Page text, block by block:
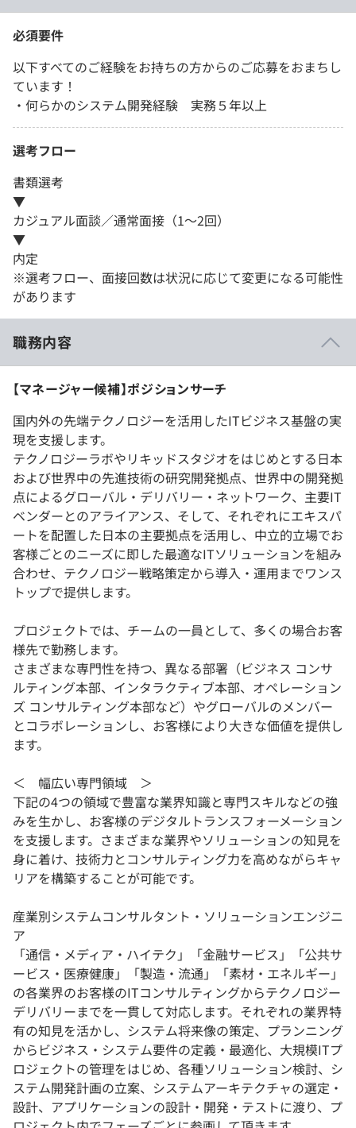
必須要件
以下すべてのご経験をお持ちの方からのご応募をおまちし
ています！
・何らかのシステム開発経験 実務５年以上
選考フロー
書類選考
▼
カジュアル面談／通常面接（1～2回）
▼
内定
※選考フロー、面接回数は状況に応じて変更になる可能性
があります
職務内容
【マネージャー候補】ポジションサーチ
国内外の先端テクノロジーを活用したITビジネス基盤の実
現を支援します。
テクノロジーラボやリキッドスタジオをはじめとする日本
および世界中の先進技術の研究開発拠点、世界中の開発拠
点によるグローバル・デリバリー・ネットワーク、主要IT
ベンダーとのアライアンス、そして、それぞれにエキスパ
ートを配置した日本の主要拠点を活用し、中立的立場でお
客様ごとのニーズに即した最適なITソリューションを組み
合わせ、テクノロジー戦略策定から導入・運用までワンス
トップで提供します。
プロジェクトでは、チームの一員として、多くの場合お客
様先で勤務します。
さまざまな専門性を持つ、異なる部署（ビジネス コンサ
ルティング本部、インタラクティブ本部、オペレーション
ズ コンサルティング本部など）やグローバルのメンバー
とコラボレーションし、お客様により大きな価値を提供し
ます。
＜ 幅広い専門領域 ＞
下記の4つの領域で豊富な業界知識と専門スキルなどの強
みを生かし、お客様のデジタルトランスフォーメーション
を支援します。さまざまな業界やソリューションの知見を
身に着け、技術力とコンサルティング力を高めながらキャ
リアを構築することが可能です。
産業別システムコンサルタント・ソリューションエンジニ
ア
「通信・メディア・ハイテク」「金融サービス」「公共サ
ービス・医療健康」「製造・流通」「素材・エネルギー」
の各業界のお客様のITコンサルティングからテクノロジー
デリバリーまでを一貫して対応します。それぞれの業界特
有の知見を活かし、システム将来像の策定、プランニング
からビジネス・システム要件の定義・最適化、大規模ITプ
ロジェクトの管理をはじめ、各種ソリューション検討、シ
ステム開発計画の立案、システムアーキテクチャの選定・
設計、アプリケーションの設計・開発・テストに渡り、プ